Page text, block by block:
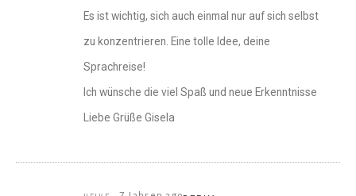
Es ist wichtig, sich auch einmal nur auf sich selbst
zu konzentrieren. Eine tolle Idee, deine
Sprachreise!
Ich wünsche die viel Spaß und neue Erkenntnisse
Liebe Grüße Gisela